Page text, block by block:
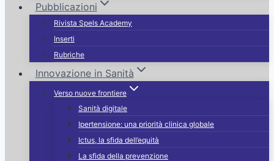
Pubblicazioni
Rivista Spels Academy
Inserti
Rubriche
Innovazione in Sanità
Verso nuove frontiere
Sanità digitale
Ipertensione: una priorità clinica globale
Ictus, la sfida dell’equità
La sfida della prevenzione